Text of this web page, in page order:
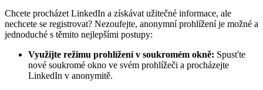
Chcete procházet LinkedIn a získávat užitečné informace, ale
nechcete se registrovat? Nezoufejte, anonymní prohlížení je možné a
jednoduché s těmito nejlepšími postupy:
Využijte režimu prohlížení v soukromém okně: Spusťte
nové soukromé okno ve svém prohlížeči a procházejte
LinkedIn v anonymitě.